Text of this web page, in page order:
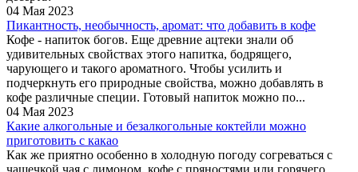
04 Мая 2023
Пикантность, необычность, аромат: что добавить в кофе
Кофе - напиток богов. Еще древние ацтеки знали об
удивительных свойствах этого напитка, бодрящего,
чарующего и такого ароматного. Чтобы усилить и
подчеркнуть его природные свойства, можно добавлять в
кофе различные специи. Готовый напиток можно по...
04 Мая 2023
Какие алкогольные и безалкогольные коктейли можно
приготовить с какао
Как же приятно особенно в холодную погоду согреваться с
чашечкой чая с лимоном, кофе с пряностями или горячего